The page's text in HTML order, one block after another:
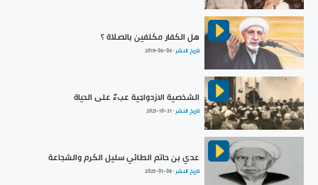
هل الكفار مكلفين بالصلاة ؟
تاريخ النشر :2019-06-06
الشخصية الازدواجية عبءٌ على الحياة
تاريخ النشر :2021-10-31
عدي بن حاتم الطائي سليل الكرم والشجاعة
تاريخ النشر :2025-01-08